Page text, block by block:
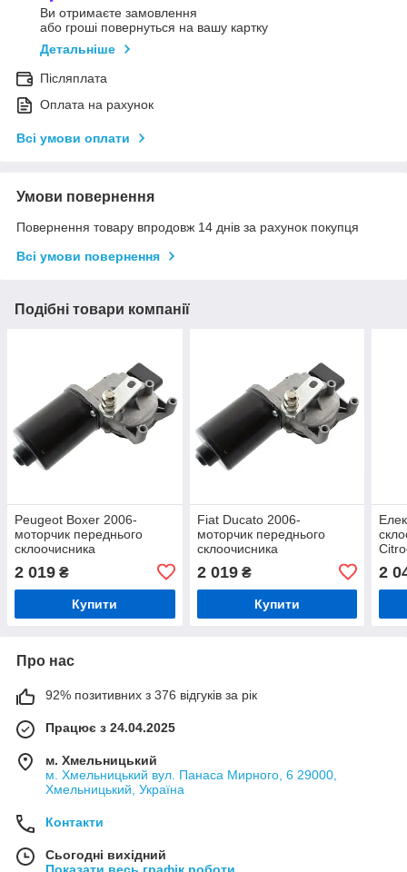
Ви отримаєте замовлення
або гроші повернуться на вашу картку
Детальніше
Післяплата
Оплата на рахунок
Всі умови оплати
Умови повернення
Повернення товару впродовж 14 днів за рахунок покупця
Всі умови повернення
Подібні товари компанії
Peugeot Boxer 2006-
моторчик переднього
склоочисника
2 019 ₴
Купити
Fiat Ducato 2006-
моторчик переднього
склоочисника
2 019₴
Купити
2
Про нас
92% позитивних з 376 відгуків за рік
Працює з 24.04.2025
м. Хмельницький
м. Хмельницький вул. Панаса Мирного, 6 29000,
Хмельницький, Україна
Контакти
Сьогодні вихідний